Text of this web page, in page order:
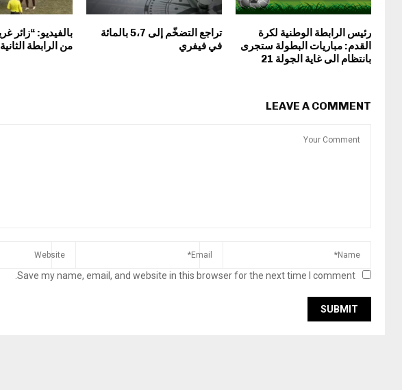
رئيس الرابطة الوطنية لكرة
القدم: مباريات البطولة ستجرى
بانتظام الى غاية الجولة 21
تراجع التضخّم إلى 5،7 بالمائة
في فيفري
بالفيديو: “زائر
من الرابطة الثانية
LEAVE A COMMENT
Save my name, email, and website in this browser for the next time I comment.